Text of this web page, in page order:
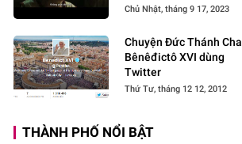
Chủ Nhật, tháng 9 17, 2023
Chuyện Đức Thánh Cha
Bênêđictô XVI dùng
Twitter
Thứ Tư, tháng 12 12, 2012
THÀNH PHỐ NỔI BẬT